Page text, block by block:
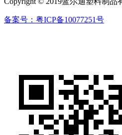
备案号：粤ICP备10077251号